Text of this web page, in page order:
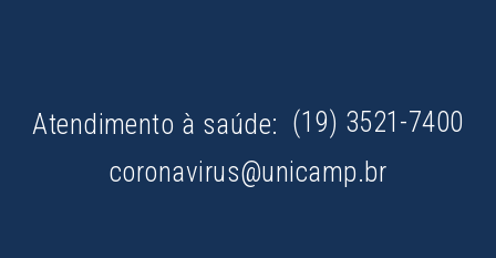
Atendimento à saúde: (19) 3521-7400
coronavirus@unicamp.br